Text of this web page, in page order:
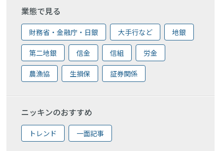
業態で見る
財務省・金融庁・日銀 大手行など 地銀
第二地銀 信金 信組 労金
農漁協 生損保 証券関係
ニッキンのおすすめ
トレンド 一面記事